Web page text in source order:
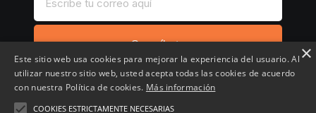
Suscríbete ×
Este sitio web usa cookies para mejorar la experiencia del usuario. Al
utilizar nuestro sitio web, usted acepta todas las cookies de acuerdo
con nuestra Política de cookies. Más información
COOKIES ESTRICTAMENTE NECESARIAS